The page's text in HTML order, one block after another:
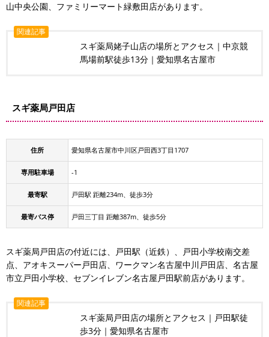
山中央公園、ファミリーマート緑敷田店があります。
関連記事
スギ薬局姥子山店の場所とアクセス｜中京競
馬場前駅徒歩13分｜愛知県名古屋市
スギ薬局戸田店
住所 愛知県名古屋市中川区戸田西3丁目1707
専用駐車場 -1
最寄駅 戸田駅 距離234m、徒歩3分
最寄バス停 戸田三丁目 距離387m、徒歩5分
スギ薬局戸田店の付近には、戸田駅（近鉄）、戸田小学校南交差
点、アオキスーパー戸田店、ワークマン名古屋中川戸田店、名古屋
市立戸田小学校、セブンイレブン名古屋戸田駅前店があります。
関連記事
スギ薬局戸田店の場所とアクセス｜戸田駅徒
歩3分｜愛知県名古屋市